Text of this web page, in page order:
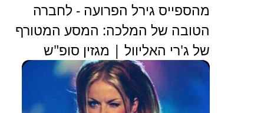
מהספייס גירל הפרועה - לחברה
הטובה של המלכה: המסע המטורף
של ג'רי האליוול | מגזין סופ"ש